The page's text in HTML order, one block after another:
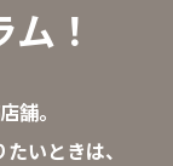
！
舗。
いときは、